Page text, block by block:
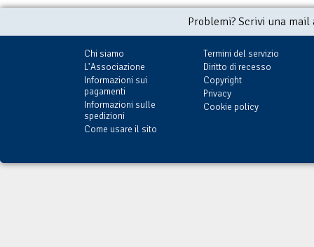
Problemi? Scrivi una
Chi siamo
L'Associazione
Informazioni sui
pagamenti
Informazioni sulle
spedizioni
Come usare il sito
Termini del servizio
Diritto di recesso
Copyright
Privacy
Cookie policy